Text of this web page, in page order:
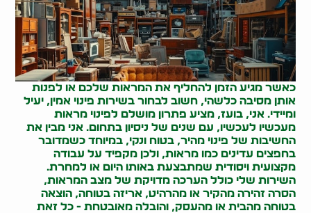
כאשר מגיע הזמן להחליף את המראות שלכם או לפנות
אותן מסיבה כלשהי, חשוב לבחור בשירות פינוי אמין, יעיל
ומיידי. אני, בועז, מציע פתרון מושלם לפינוי מראות
מעכשיו לעכשיו, עם שנים של ניסיון בתחום. אני מבין את
החשיבות של פינוי מהיר, בטוח ונקי, במיוחד כשמדובר
בחפצים עדינים כמו מראות, ולכן מקפיד על עבודה
מקצועית ויסודית שמתבצעת באותו היום או למחרת.
השירות שלי כולל הערכה מדויקת של מצב המראות,
הסרה זהירה מהקיר או מהרהיט, אריזה בטוחה, הוצאה
בטוחה מהבית או מהעסק, והובלה מאובטחת - כל זאת